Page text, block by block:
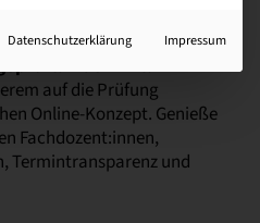
Fachwirt:in im E-
auf die Prüfung
Online-Konzept. Genieße
Fachdozent:innen,
Termintransparenz und
Datenschutzerklärung Impressum